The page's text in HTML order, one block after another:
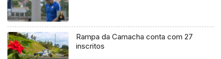
Rampa da Camacha conta com 27
inscritos